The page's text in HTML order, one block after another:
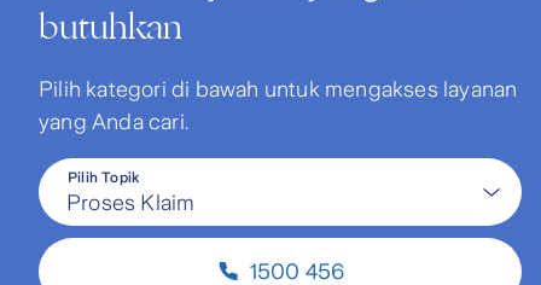
butuhkan
Pilih kategori di bawah untuk mengakses layanan
yang Anda cari.
Pilih Topik
Proses Klaim
1500 456